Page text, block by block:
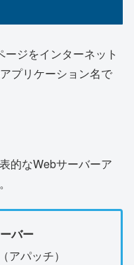
ジをインターネット
プリケーション名で
的なWebサーバーア
バー
パッチ）